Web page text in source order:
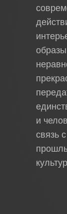
и
связь